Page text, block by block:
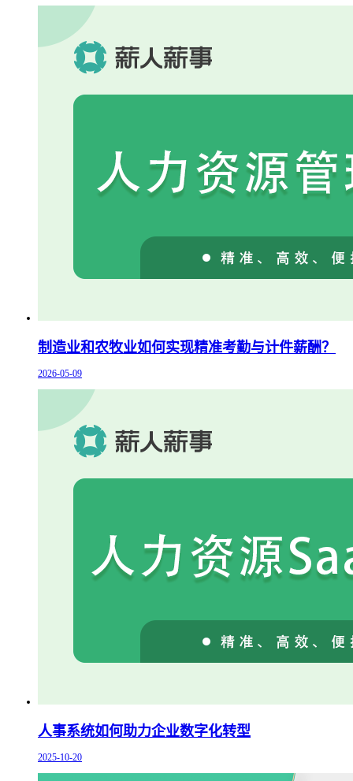
制造业和农牧业如何实现精准考勤与计件薪酬？
2026-05-09
人事系统如何助力企业数字化转型
2025-10-20